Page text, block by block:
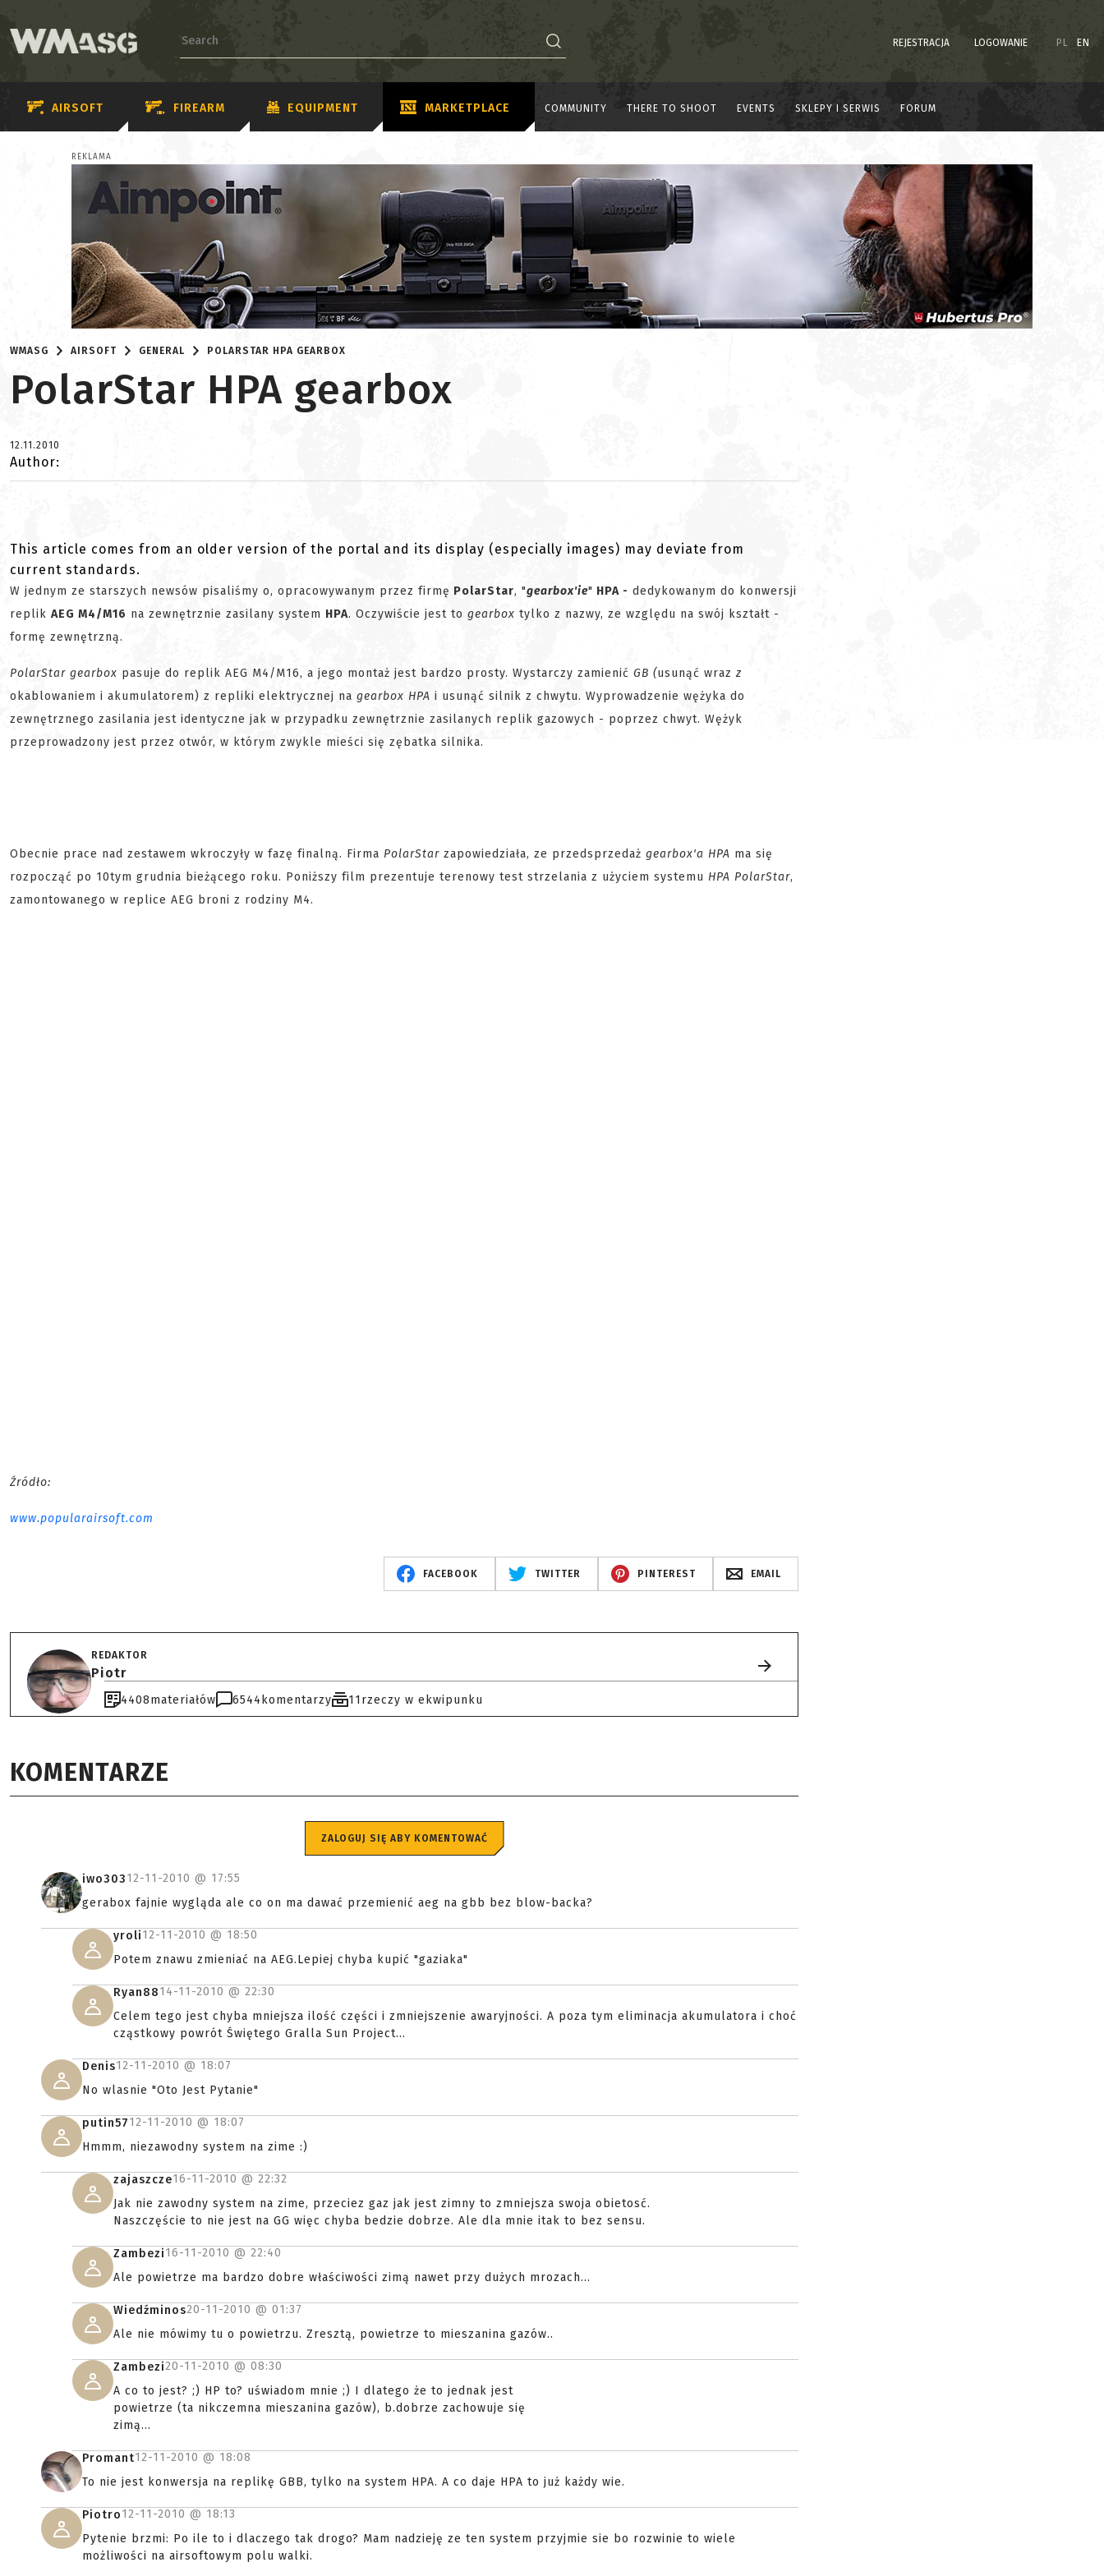
REJESTRACJA LOGOWANIE PL EN
AIRSOFT FIREARM EQUIPMENT MARKETPLACE COMMUNITY THERE TO SHOOT EVENTS SKLEPY I SERWIS FORUM
REKLAMA
WMASG AIRSOFT GENERAL POLARSTAR HPA GEARBOX
PolarStar HPA gearbox
12.11.2010
Author:
This article comes from an older version of the portal and its display (especially images) may deviate from
current standards.
W jednym ze starszych newsów pisaliśmy o, opracowywanym przez firmę PolarStar, "gearbox'ie" HPA - dedykowanym do konwersji
replik AEG M4/M16 na zewnętrznie zasilany system HPA. Oczywiście jest to gearbox tylko z nazwy, ze względu na swój kształt -
formę zewnętrzną.
PolarStar gearbox pasuje do replik AEG M4/M16, a jego montaż jest bardzo prosty. Wystarczy zamienić GB (usunąć wraz z
okablowaniem i akumulatorem) z repliki elektrycznej na gearbox HPA i usunąć silnik z chwytu. Wyprowadzenie wężyka do
zewnętrznego zasilania jest identyczne jak w przypadku zewnętrznie zasilanych replik gazowych - poprzez chwyt. Wężyk
przeprowadzony jest przez otwór, w którym zwykle mieści się zębatka silnika.
Obecnie prace nad zestawem wkroczyły w fazę finalną. Firma PolarStar zapowiedziała, ze przedsprzedaż gearbox'a HPA ma się
rozpocząć po 10tym grudnia bieżącego roku. Poniższy film prezentuje terenowy test strzelania z użyciem systemu HPA PolarStar,
zamontowanego w replice AEG broni z rodziny M4.
Źródło:
www.popularairsoft.com
FACEBOOK TWITTER PINTEREST EMAIL
REDAKTOR
Piotr
4408materiałów 6544 komentarzy 11rzeczy w ekwipunku
KOMENTARZE
ZALOGUJ SIĘ ABY KOMENTOWAĆ
iwo30312-11-2010 @ 17:55
gerabox fajnie wygląda ale co on ma dawać przemienić aeg na gbb bez blow-backa?
yroli12-11-2010 @ 18:50
Potem znawu zmieniać na AEG.Lepiej chyba kupić "gaziaka"
Ryan8814-11-2010 @ 22:30
Celem tego jest chyba mniejsza ilość części i zmniejszenie awaryjności. A poza tym eliminacja akumulatora i choć
cząstkowy powrót Świętego Gralla Sun Project...
Denis12-11-2010 @ 18:07
No wlasnie "Oto Jest Pytanie"
putin5712-11-2010 @ 18:07
Hmmm, niezawodny system na zime :)
zajaszcze16-11-2010 @ 22:32
Jak nie zawodny system na zime, przeciez gaz jak jest zimny to zmniejsza swoja obietosć.
Naszczęście to nie jest na GG więc chyba bedzie dobrze. Ale dla mnie itak to bez sensu.
Zambezi16-11-2010 @ 22:40
Ale powietrze ma bardzo dobre właściwości zimą nawet przy dużych mrozach...
Wiedźminos20-11-2010 @ 01:37
Ale nie mówimy tu o powietrzu. Zresztą, powietrze to mieszanina gazów..
Zambezi20-11-2010 @ 08:30
A co to jest? ;) HP to? uświadom mnie ;) I dlatego że to jednak jest
powietrze (ta nikczemna mieszanina gazów), b.dobrze zachowuje się
zimą...
Promant12-11-2010 @ 18:08
To nie jest konwersja na replikę GBB, tylko na system HPA. A co daje HPA to już każdy wie.
Piotro12-11-2010 @ 18:13
Pytenie brzmi: Po ile to i dlaczego tak drogo? Mam nadzieję ze ten system przyjmie sie bo rozwinie to wiele
możliwości na airsoftowym polu walki.